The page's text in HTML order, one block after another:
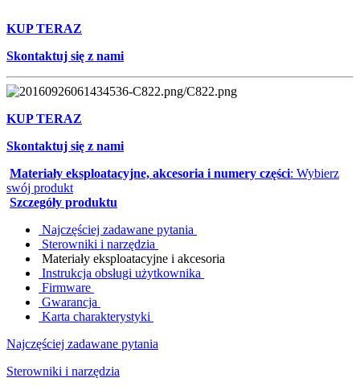
KUP TERAZ
Skontaktuj się z nami
KUP TERAZ
Skontaktuj się z nami
Materiały eksploatacyjne, akcesoria i numery części: Wybierz
swój produkt
Szczegóły produktu
Najczęściej zadawane pytania
Sterowniki i narzędzia
Materiały eksploatacyjne i akcesoria
Instrukcja obsługi użytkownika
Firmware
Gwarancja
Karta charakterystyki
Najczęściej zadawane pytania
Sterowniki i narzędzia